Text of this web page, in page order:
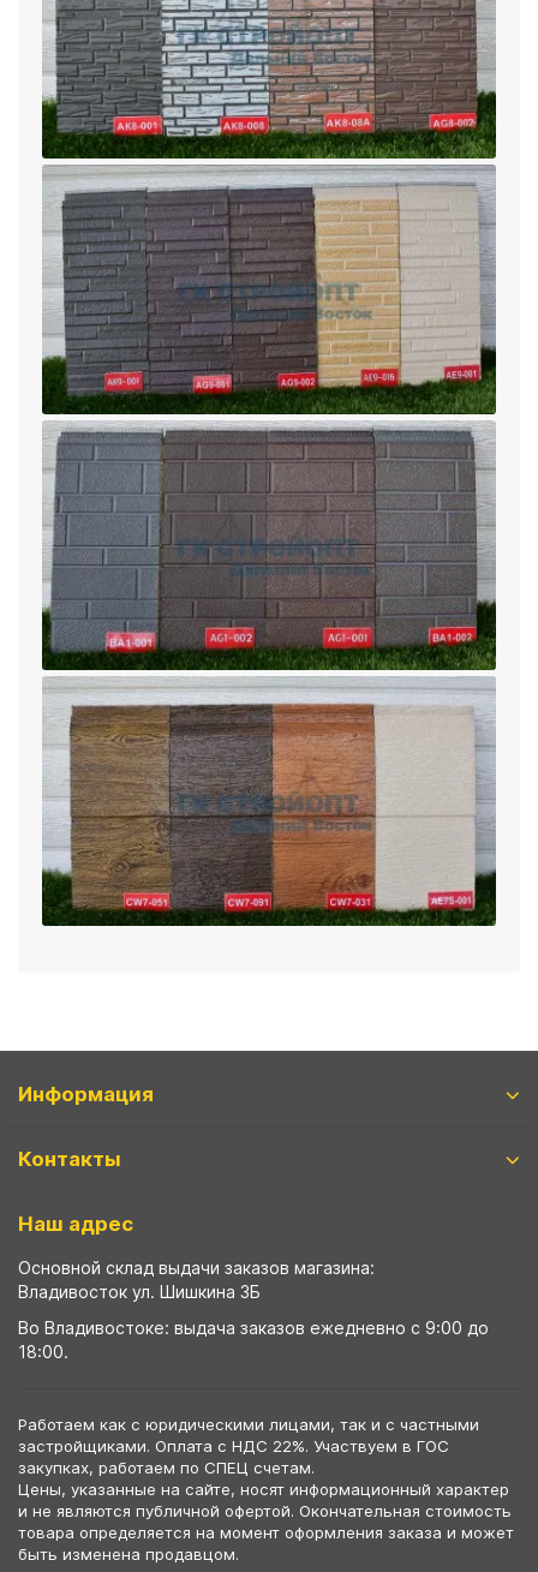
Информация
Контакты
Наш адрес
Основной склад выдачи заказов магазина:
Владивосток ул. Шишкина 3Б
Во Владивостоке: выдача заказов ежедневно с 9:00 до
18:00.
Работаем как с юридическими лицами, так и с частными
застройщиками. Оплата с НДС 22%. Участвуем в ГОС
закупках, работаем по СПЕЦ счетам.
Цены, указанные на сайте, носят информационный характер
и не являются публичной офертой. Окончательная стоимость
товара определяется на момент оформления заказа и может
быть изменена продавцом.